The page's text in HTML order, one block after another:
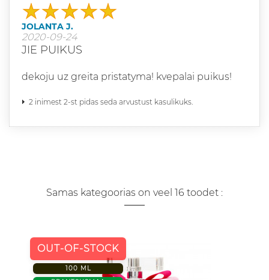
JOLANTA J.
2020-09-24
JIE PUIKUS
dekoju uz greita pristatyma! kvepalai puikus!
2 inimest 2-st pidas seda arvustust kasulikuks.
Samas kategoorias on veel 16 toodet :
OUT-OF-STOCK
100 ML